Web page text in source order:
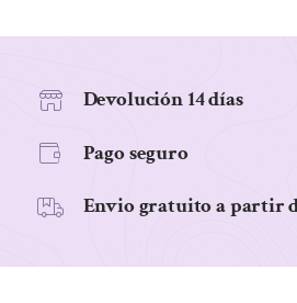
Devolución 14 días
Pago seguro
Envio gratuito a partir